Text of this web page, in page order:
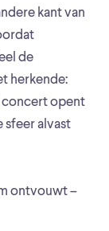
kant van
de
herkende:
concert opent
sfeer alvast
ontvouwt –